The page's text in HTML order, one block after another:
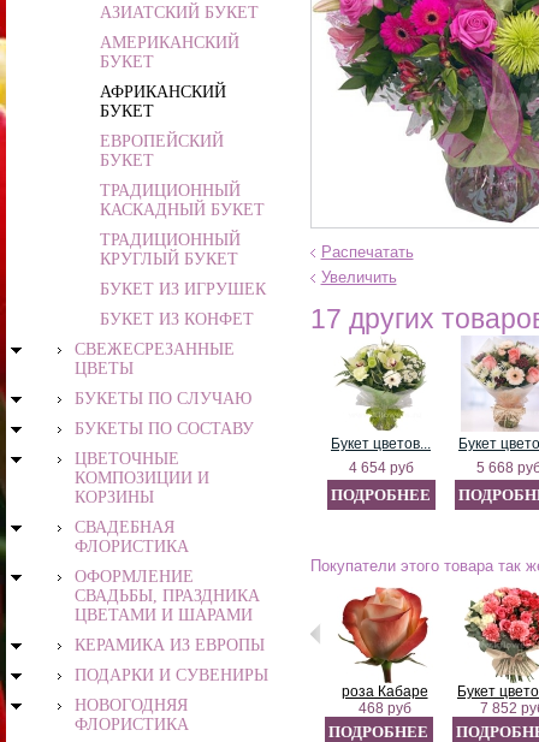
АЗИАТСКИЙ БУКЕТ
АМЕРИКАНСКИЙ
БУКЕТ
АФРИКАНСКИЙ
БУКЕТ
ЕВРОПЕЙСКИЙ
БУКЕТ
ТРАДИЦИОННЫЙ
КАСКАДНЫЙ БУКЕТ
ТРАДИЦИОННЫЙ
КРУГЛЫЙ БУКЕТ
БУКЕТ ИЗ ИГРУШЕК
БУКЕТ ИЗ КОНФЕТ
СВЕЖЕСРЕЗАННЫЕ
ЦВЕТЫ
БУКЕТЫ ПО СЛУЧАЮ
БУКЕТЫ ПО СОСТАВУ
ЦВЕТОЧНЫЕ
КОМПОЗИЦИИ И
КОРЗИНЫ
СВАДЕБНАЯ
ФЛОРИСТИКА
ОФОРМЛЕНИЕ
СВАДЬБЫ, ПРАЗДНИКА
ЦВЕТАМИ И ШАРАМИ
КЕРАМИКА ИЗ ЕВРОПЫ
ПОДАРКИ И СУВЕНИРЫ
НОВОГОДНЯЯ
ФЛОРИСТИКА
Распечатать
Увеличить
17 других
Букет цветов...
4 654 руб
ПОДРОБНЕЕ
Букет
5 668
Покупатели этого товара так
роза Кабаре
468 руб
ПОДРОБНЕЕ
Букет
7 852